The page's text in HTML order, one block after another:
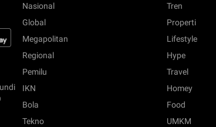
Nasional
Global
Megapolitan
Regional
Pemilu
IKN
Bola
Tekno
Tren
Properti
Lifestyle
Hype
Travel
Homey
Food
UMKM